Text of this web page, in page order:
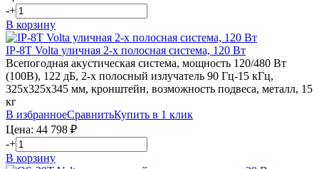
-+
В корзину
IP-8T Volta уличная 2-х полосная система, 120 Вт
Всепогодная акустическая система, мощность 120/480 Вт
(100В), 122 дБ, 2-х полосный излучатель 90 Гц-15 кГц,
325х325х345 мм, кронштейн, возможность подвеса, металл, 15
кг
В избранноеСравнитьКупить в 1 клик
Цена: 44 798 ₽
-+
В корзину